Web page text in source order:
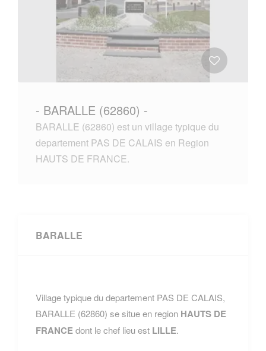
- BARALLE (62860) -
BARALLE (62860) est un village typique du
departement PAS DE CALAIS en Region
HAUTS DE FRANCE.
BARALLE
Village typique du departement PAS DE CALAIS,
BARALLE (62860) se situe en region HAUTS DE
FRANCEdont le chef lieu est LILLE.